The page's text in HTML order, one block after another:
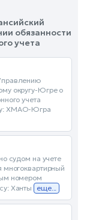
обязанности
учета
округу-Югре о
учета
ХМАО-Югра
судом на учете
многоквартирный
номером
Ханты
еще...